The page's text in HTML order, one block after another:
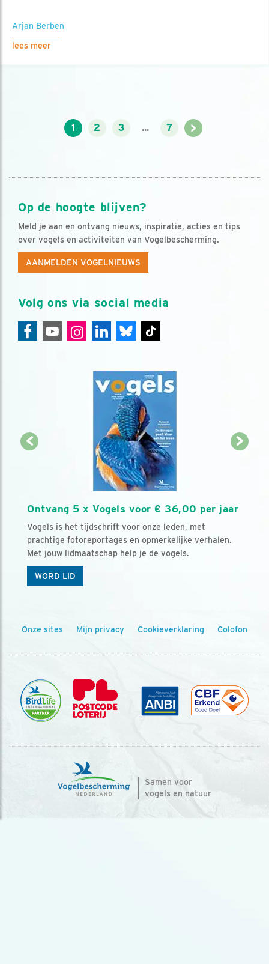
Arjan Berben
lees meer
1 2 3 ... 7 >
Op de hoogte blijven?
Meld je aan en ontvang nieuws, inspiratie, acties en tips
over vogels en activiteiten van Vogelbescherming.
AANMELDEN VOGELNIEUWS
Volg ons via social media
Ontvang 5 x Vogels voor € 36,00 per jaar
Vogels is het tijdschrift voor onze leden, met
prachtige fotoreportages en opmerkelijke verhalen.
Met jouw lidmaatschap help je de vogels.
WORD LID
Onze sites Mijn privacy Cookieverklaring Colofon
Samen voor
vogels en natuur